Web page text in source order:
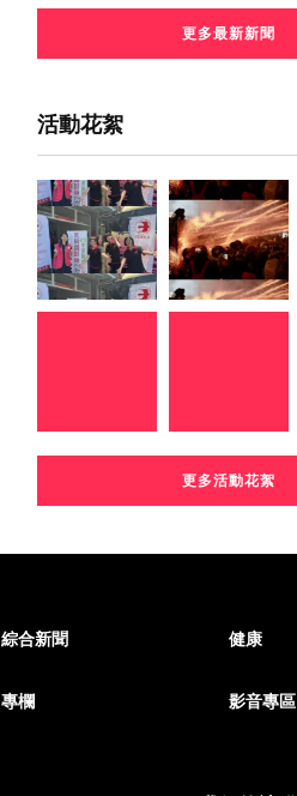
更多最新新聞
活動花絮
更多活動花絮
綜合新聞 健康
專欄 影音專區